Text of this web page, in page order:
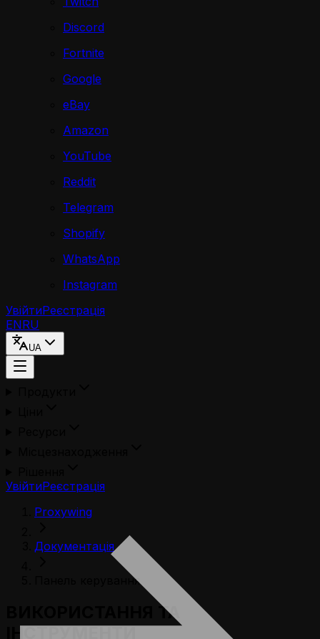
Discord
Fortnite
Google
eBay
Amazon
YouTube
Reddit
Telegram
Shopify
WhatsApp
Instagram
УвійтиРеєстрація
ENRU
UA
УвійтиРеєстрація
Proxywing
Документація
Панель керування
ВИКОРИСТАННЯ ТА
ІНСТРУМЕНТИ